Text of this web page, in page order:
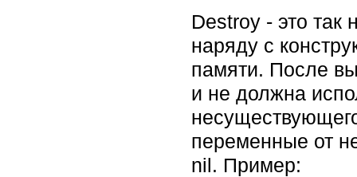
Destroy - это так
наряду с
памяти. После
и не должна
переменные от
nil. Пример: